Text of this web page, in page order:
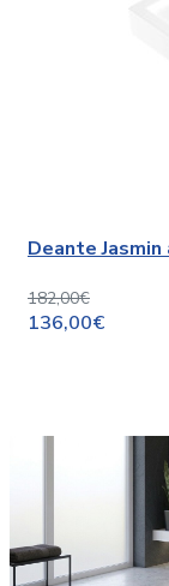
Deante
182,00€
136,00€